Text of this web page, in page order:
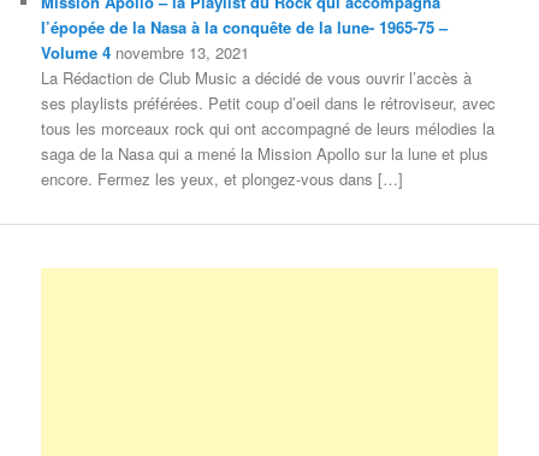
l’épopée de la Nasa à la conquête de la lune- 1965-75 –
Volume 4 novembre 13, 2021
La Rédaction de Club Music a décidé de vous ouvrir l’accès à
ses playlists préférées. Petit coup d’oeil dans le rétroviseur, avec
tous les morceaux rock qui ont accompagné de leurs mélodies la
saga de la Nasa qui a mené la Mission Apollo sur la lune et plus
encore. Fermez les yeux, et plongez-vous dans […]